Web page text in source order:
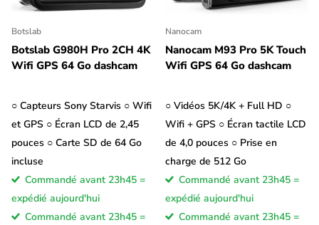
Botslab
Botslab G980H Pro 2CH 4K
Wifi GPS 64 Go dashcam
○ Capteurs Sony Starvis ○ Wifi
et GPS ○ Écran LCD de 2,45
pouces ○ Carte SD de 64 Go
incluse
Commandé avant 23h45 =
expédié aujourd'hui
Commandé avant 23h45 =
Nanocam
Nanocam M93 Pro 5K Touch
Wifi GPS 64 Go dashcam
○ Vidéos 5K/4K + Full HD ○
Wifi + GPS ○ Écran tactile LCD
de 4,0 pouces ○ Prise en
charge de 512 Go
Commandé avant 23h45 =
expédié aujourd'hui
Commandé avant 23h45 =